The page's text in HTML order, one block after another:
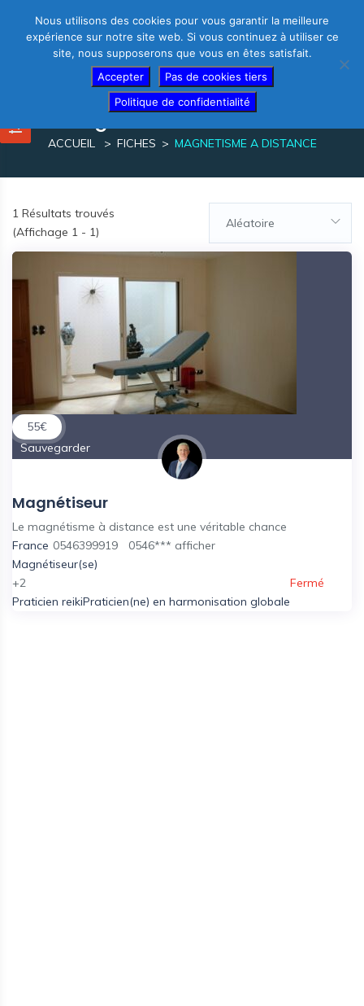
magnetisme a distance
ACCUEIL FICHES MAGNETISME A DISTANCE
1 Résultats trouvés
(Affichage 1 - 1)
Aléatoire
55€
Sauvegarder
Magnétiseur
Le magnétisme à distance est une véritable chance
France 0546399919 0546*** afficher
Magnétiseur(se)
+2
Praticien reikiPraticien(ne) en harmonisation globale
Fermé
Nous utilisons des cookies pour vous garantir la meilleure
expérience sur notre site web. Si vous continuez à utiliser ce
site, nous supposerons que vous en êtes satisfait.
Accepter
Pas de cookies tiers
Politique de confidentialité